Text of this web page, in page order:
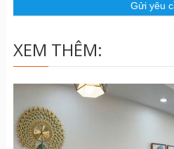
XEM THÊM: